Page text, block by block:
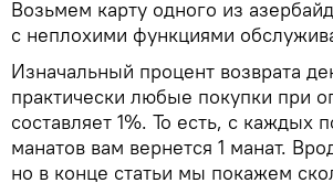
Возьмем карту одного из
с неплохими функциями
Изначальный процент возврата
практически любые покупки при
составляет 1%. То есть, с каждых
манатов вам вернется 1 манат.
но в конце статьи мы покажем